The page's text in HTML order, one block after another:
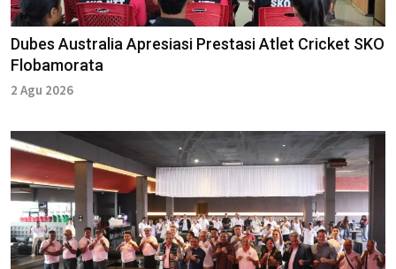
Dubes Australia Apresiasi Prestasi Atlet Cricket SKO
Flobamorata
2 Agu 2026